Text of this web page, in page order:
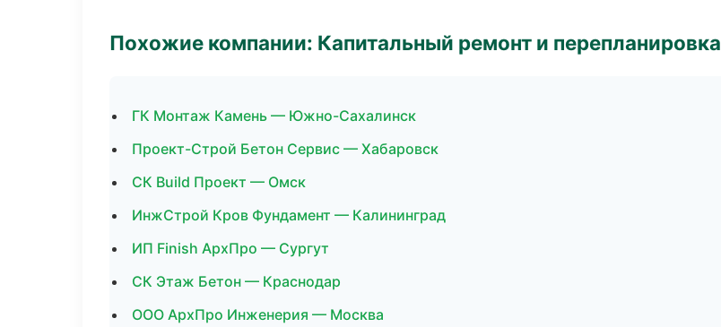
Похожие компании: Капитальный ремонт и перепланировка
ГК Монтаж Камень — Южно-Сахалинск
Проект-Строй Бетон Сервис — Хабаровск
СК Build Проект — Омск
ИнжСтрой Кров Фундамент — Калининград
ИП Finish АрхПро — Сургут
СК Этаж Бетон — Краснодар
ООО АрхПро Инженерия — Москва